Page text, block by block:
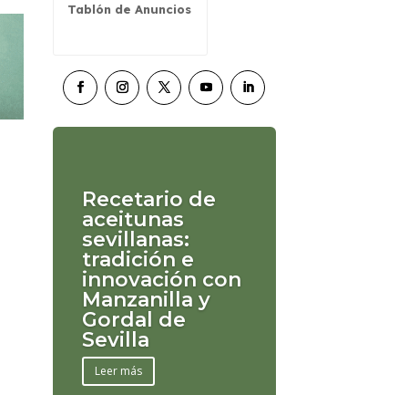
Tablón de Anuncios
Recetario de
aceitunas
sevillanas:
tradición e
innovación con
Manzanilla y
Gordal de
Sevilla
Leer más